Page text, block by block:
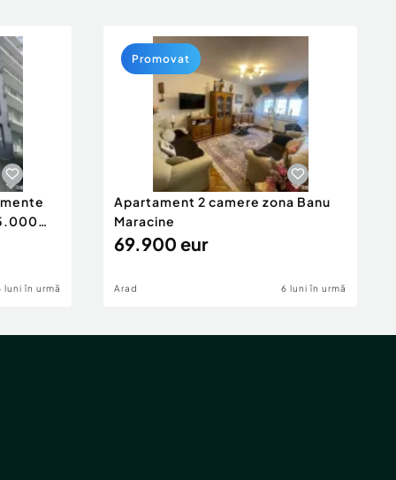
luni în urmă
Apartament 2 camere zona Banu
Maracine
69.900 eur
Arad 6 luni în urmă
Promovat